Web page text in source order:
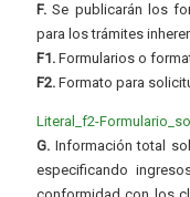
F. Se publicarán los
para los trámites
F1. Formularios o
F2. Formato para
Literal_f2-
G. Información total
especificando